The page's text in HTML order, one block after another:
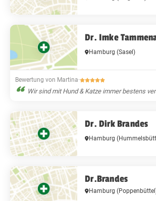
Dr. Imke
Hamburg(Sasel)
Bewertung von Martina·
Wir sind mit Hund & Katze immer bestens
Dr. Dirk Brandes
Hamburg
Dr.Brandes
Hamburg